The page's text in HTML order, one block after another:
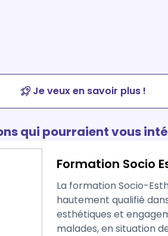
Je veux en savoir plus !
qui pourraient vous
Formation Socio
La formation Socio-
hautement qualifié
esthétiques et
malades, en situation de handicap, ou en